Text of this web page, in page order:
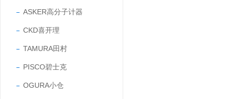
ASKER高分子计器
CKD喜开理
TAMURA田村
PISCO碧士克
OGURA小仓